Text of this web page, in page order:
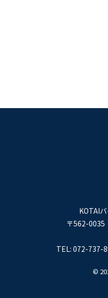
KOTAI
〒562-
TEL: 072-
©